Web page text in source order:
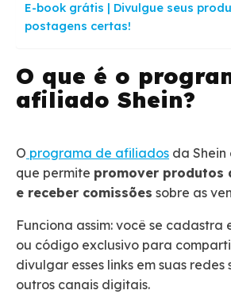
E-book grátis | Divulgue seus
postagens certas!
O que é o
afiliado Shein?
O programa de afiliados da
que permite promover produtos
e receber comissões sobre as
Funciona assim: você se cadastra
ou código exclusivo para
divulgar esses links em suas redes
outros canais digitais.